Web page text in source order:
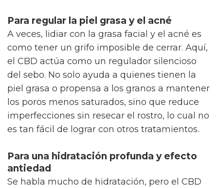
Para regular la piel grasa y el acné
A veces, lidiar con la grasa facial y el acné es
como tener un grifo imposible de cerrar. Aquí,
el CBD actúa como un regulador silencioso
del sebo. No solo ayuda a quienes tienen la
piel grasa o propensa a los granos a mantener
los poros menos saturados, sino que reduce
imperfecciones sin resecar el rostro, lo cual no
es tan fácil de lograr con otros tratamientos.
Para una hidratación profunda y efecto
antiedad
Se habla mucho de hidratación, pero el CBD